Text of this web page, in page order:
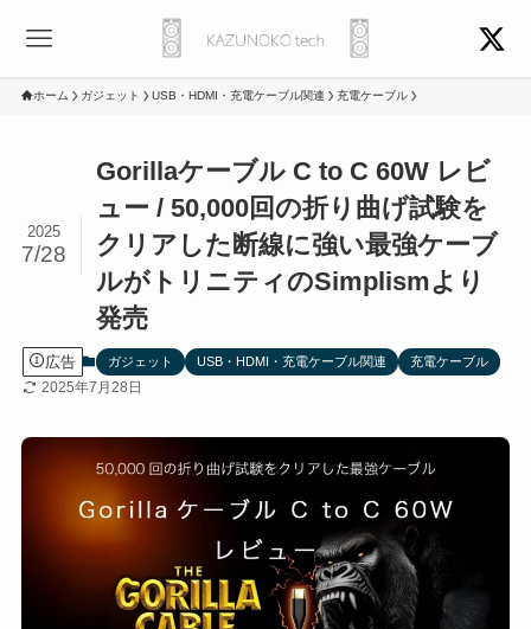
ホーム ガジェット USB・HDMI・充電ケーブル関連 充電ケーブル
Gorillaケーブル C to C 60W レビ
ュー / 50,000回の折り曲げ試験を
クリアした断線に強い最強ケーブ
ルがトリニティのSimplismより
発売
2025
7/28
広告 ガジェット USB・HDMI・充電ケーブル関連 充電ケーブル
2025年7月28日